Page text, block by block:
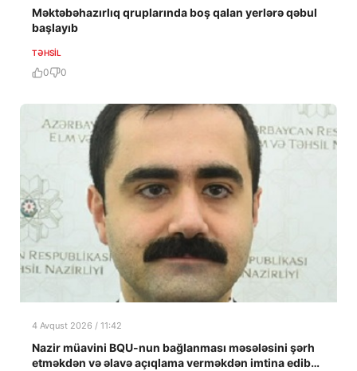
Məktəbəhazırlıq qruplarında boş qalan yerlərə qəbul
başlayıb
TƏHSIL
0 0
4 Avqust 2026 / 11:42
Nazir müavini BQU-nun bağlanması məsələsini şərh
etməkdən və əlavə açıqlama verməkdən imtina edib…